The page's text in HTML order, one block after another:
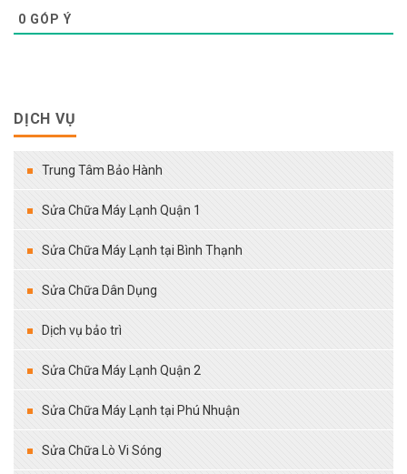
0 GÓP Ý
DỊCH VỤ
Trung Tâm Bảo Hành
Sửa Chữa Máy Lạnh Quận 1
Sửa Chữa Máy Lạnh tại Bình Thạnh
Sửa Chữa Dân Dụng
Dịch vụ bảo trì
Sửa Chữa Máy Lạnh Quận 2
Sửa Chữa Máy Lạnh tại Phú Nhuận
Sửa Chữa Lò Vi Sóng